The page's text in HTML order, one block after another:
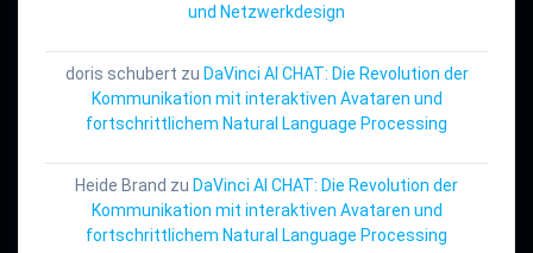
und Netzwerkdesign
doris schubert zu DaVinci AI CHAT: Die Revolution der
Kommunikation mit interaktiven Avataren und
fortschrittlichem Natural Language Processing
Heide Brand zu DaVinci AI CHAT: Die Revolution der
Kommunikation mit interaktiven Avataren und
fortschrittlichem Natural Language Processing